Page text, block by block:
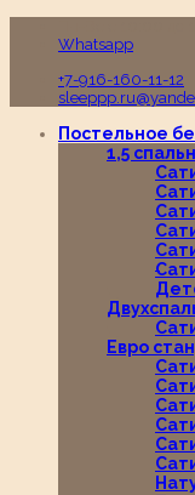
Whatsapp
+7-916-160-11-12
Постельное
1,5
Евро